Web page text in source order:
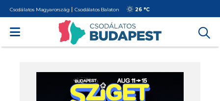
Csodálatos Magyarország Csodálatos Balaton 26 °C